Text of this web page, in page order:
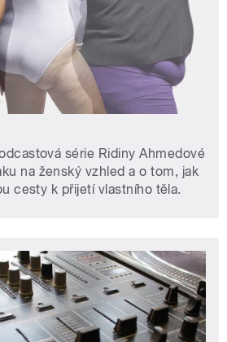
série Ridiny Ahmedové
na ženský vzhled a o tom, jak
cesty k přijetí vlastního těla.